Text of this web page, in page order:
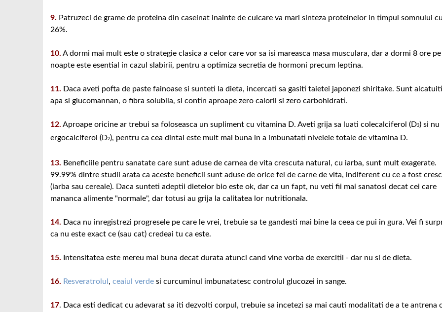
9. Patruzeci de grame de proteina din caseinat inainte de culcare va mari sinteza proteinelor in timpul somnului cu
26%.
10. A dormi mai mult este o strategie clasica a celor care vor sa isi mareasca masa musculara, dar a dormi 8 ore pe
noapte este esential in cazul slabirii, pentru a optimiza secretia de hormoni precum leptina.
11. Daca aveti pofta de paste fainoase si sunteti la dieta, incercati sa gasiti taietei japonezi shiritake. Sunt
apa si glucomannan, o fibra solubila, si contin aproape zero calorii si zero carbohidrati.
12. Aproape oricine ar trebui sa foloseasca un supliment cu vitamina D. Aveti grija sa luati colecalciferol (D3) si nu
ergocalciferol (D2), pentru ca cea dintai este mult mai buna in a imbunatati nivelele totale de vitamina D.
13. Beneficiile pentru sanatate care sunt aduse de carnea de vita crescuta natural, cu iarba, sunt mult exagerate.
99.99% dintre studii arata ca aceste beneficii sunt aduse de orice fel de carne de vita, indiferent cu ce a fost
(iarba sau cereale). Daca sunteti adeptii dietelor bio este ok, dar ca un fapt, nu veti fii mai sanatosi decat cei care
mananca alimente "normale", dar totusi au grija la calitatea lor nutritionala.
14. Daca nu inregistrezi progresele pe care le vrei, trebuie sa te gandesti mai bine la ceea ce pui in gura. Vei fi
ca nu este exact ce (sau cat) credeai tu ca este.
15. Intensitatea este mereu mai buna decat durata atunci cand vine vorba de exercitii - dar nu si de dieta.
16. Resveratrolul , ceaiul verde si curcuminul imbunatatesc controlul glucozei in sange.
17. Daca esti dedicat cu adevarat sa iti dezvolti corpul, trebuie sa incetezi sa mai cauti modalitati de a te antrena